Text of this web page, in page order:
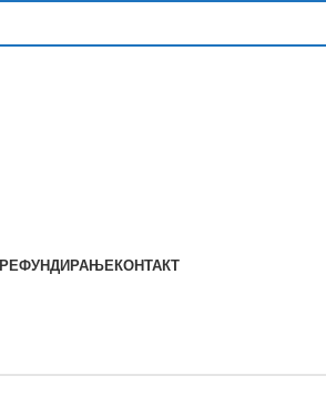
КОНТАКТ